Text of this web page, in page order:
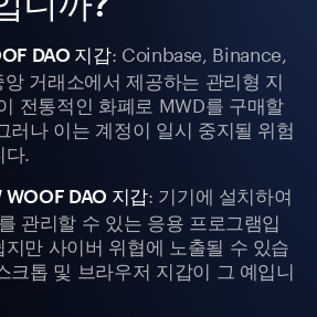
DAO 지갑: Coinbase, Binance,
거래소에서 제공하는 관리형 지
전통적인 화폐로 MWD를 구매할
러나 이는 계정이 일시 중지될 위험
다.
WOOF DAO 지갑: 기기에 설치하여
관리할 수 있는 응용 프로그램입
만 사이버 위협에 노출될 수 있습
크톱 및 브라우저 지갑이 그 예입니